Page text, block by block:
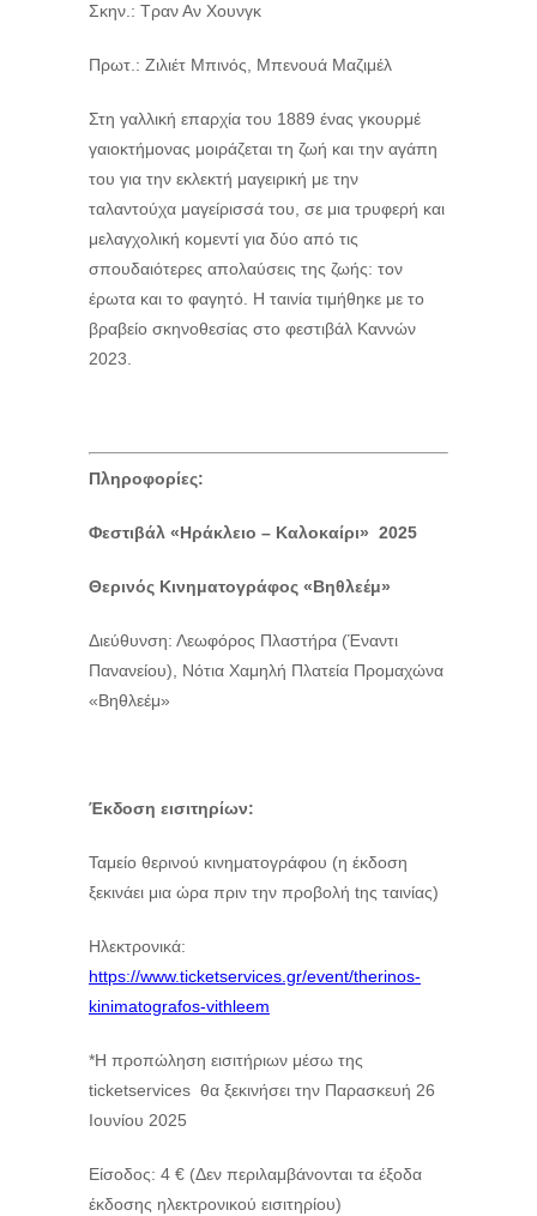
Σκην.: Τραν Αν Χουνγκ
Πρωτ.: Ζιλιέτ Μπινός, Μπενουά Μαζιμέλ
Στη γαλλική επαρχία του 1889 ένας γκουρμέ
γαιοκτήμονας μοιράζεται τη ζωή και την αγάπη
του για την εκλεκτή μαγειρική με την
ταλαντούχα μαγείρισσά του, σε μια τρυφερή και
μελαγχολική κομεντί για δύο από τις
σπουδαιότερες απολαύσεις της ζωής: τον
έρωτα και το φαγητό. Η ταινία τιμήθηκε με το
βραβείο σκηνοθεσίας στο φεστιβάλ Καννών
2023.
Πληροφορίες:
Φεστιβάλ «Ηράκλειο – Καλοκαίρι» 2025
Θερινός Κινηματογράφος «Βηθλεέμ»
Διεύθυνση: Λεωφόρος Πλαστήρα (Έναντι
Πανανείου), Νότια Χαμηλή Πλατεία Προμαχώνα
«Βηθλεέμ»
Έκδοση εισιτηρίων:
Ταμείο θερινού κινηματογράφου (η έκδοση
ξεκινάει μια ώρα πριν την προβολή tης ταινίας)
Ηλεκτρονικά:
https://www.ticketservices.gr/event/therinos-
kinimatografos-vithleem
*Η προπώληση εισιτήριων μέσω της
ticketservices θα ξεκινήσει την Παρασκευή 26
Ιουνίου 2025
Είσοδος: 4 € (Δεν περιλαμβάνονται τα έξοδα
έκδοσης ηλεκτρονικού εισιτηρίου)